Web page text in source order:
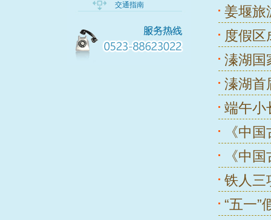
交通指南
姜堰旅
度假
溱湖国
溱湖首
端午小
《中
《中
铁人三
“五一”